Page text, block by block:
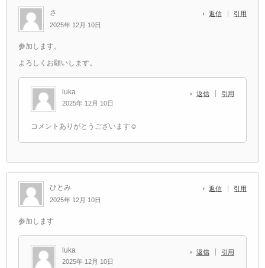
さ
2025年 12月 10日
返信 引用
参加します。
よろしくお願いします。
luka
2025年 12月 10日
返信 引用
コメントありがとうございます☺️
ひとみ
2025年 12月 10日
返信 引用
参加します
luka
2025年 12月 10日
返信 引用